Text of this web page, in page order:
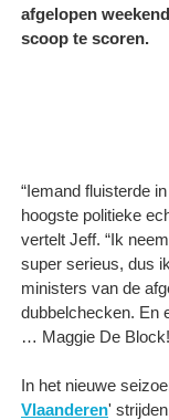
afgelopen
scoop te scoren.
“Iemand fluisterde
hoogste politieke
vertelt Jeff. “Ik
super serieus, dus
ministers van de
dubbelchecken. En
… Maggie De
In het nieuwe
Vlaanderen'